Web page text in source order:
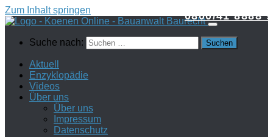
Zum Inhalt springen
Suche nach:
Aktuell
Enzyklopädie
Videos
Über uns
Über uns
Impressum
Datenschutz
0800/41 8888 9